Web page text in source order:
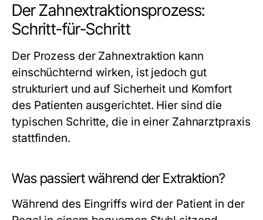
Der Zahnextraktionsprozess:
Schritt-für-Schritt
Der Prozess der Zahnextraktion kann
einschüchternd wirken, ist jedoch gut
strukturiert und auf Sicherheit und Komfort
des Patienten ausgerichtet. Hier sind die
typischen Schritte, die in einer Zahnarztpraxis
stattfinden.
Was passiert während der Extraktion?
Während des Eingriffs wird der Patient in der